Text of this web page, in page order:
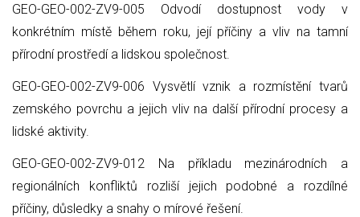
GEO-GEO-002-ZV9-005 Odvodí dostupnost vody v
konkrétním místě během roku, její příčiny a vliv na tamní
přírodní prostředí a lidskou společnost.
GEO-GEO-002-ZV9-006 Vysvětlí vznik a rozmístění tvarů
zemského povrchu a jejich vliv na další přírodní procesy a
lidské aktivity.
GEO-GEO-002-ZV9-012 Na příkladu mezinárodních a
regionálních konfliktů rozliší jejich podobné a rozdílné
příčiny, důsledky a snahy o mírové řešení.